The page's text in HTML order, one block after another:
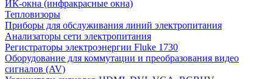
ИК-окна (инфракрасные окна)
Тепловизоры
Приборы для обслуживания линий электропитания
Анализаторы сети электропитания
Регистраторы электроэнергии Fluke 1730
Оборудование для коммутации и преобразования видео
сигналов (AV)